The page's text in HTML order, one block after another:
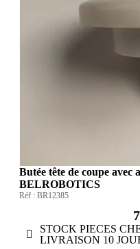
Butée tête de coupe avec
BELROBOTICS
Réf : BR12385
STOCK PIECES
LIVRAISON 10